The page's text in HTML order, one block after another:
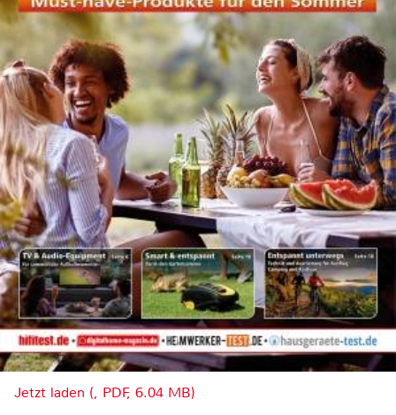
Jetzt laden (, PDF, 6.04 MB)